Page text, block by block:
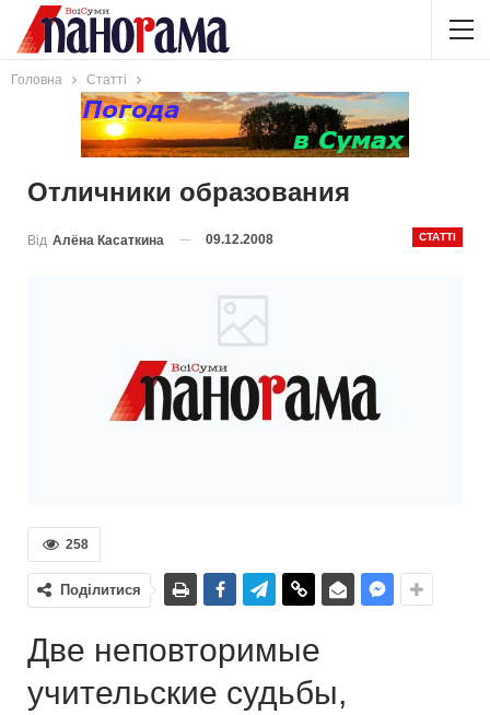
Головна Статті
Отличники образования
СТАТТІ
Від Алёна Касаткина 09.12.2008
258
Поділитися
Две неповторимые
учительские судьбы,